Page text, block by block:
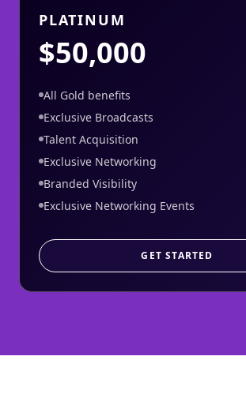
PLATINUM
$50,000
All Gold benefits
Exclusive Broadcasts
Talent Acquisition
Exclusive Networking
Branded Visibility
Exclusive Networking Events
GET STARTED